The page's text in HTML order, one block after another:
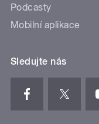
Podcasty
Mobilní aplikace
Sledujte nás